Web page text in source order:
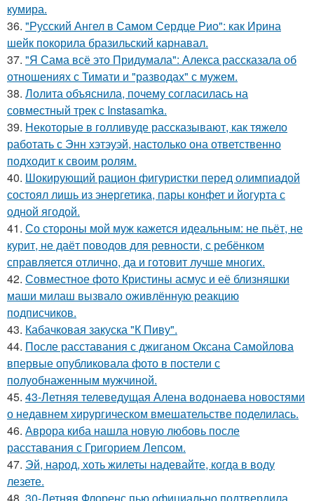
кумира.
36. "Русский Ангел в Самом Сердце Рио": как Ирина
шейк покорила бразильский карнавал.
37. "Я Сама всё это Придумала": Алекса рассказала об
отношениях с Тимати и "разводах" с мужем.
38. Лолита объяснила, почему согласилась на
совместный трек с Instasamka.
39. Некоторые в голливуде рассказывают, как тяжело
работать с Энн хэтэуэй, настолько она ответственно
подходит к своим ролям.
40. Шокирующий рацион фигуристки перед олимпиадой
состоял лишь из энергетика, пары конфет и йогурта с
одной ягодой.
41. Со стороны мой муж кажется идеальным: не пьёт, не
курит, не даёт поводов для ревности, с ребёнком
справляется отлично, да и готовит лучше многих.
42. Совместное фото Кристины асмус и её близняшки
маши милаш вызвало оживлённую реакцию
подписчиков.
43. Кабачковая закуска "К Пиву".
44. После расставания с джиганом Оксана Самойлова
впервые опубликовала фото в постели с
полуобнаженным мужчиной.
45. 43-Летняя телеведущая Алена водонаева новостями
о недавнем хирургическом вмешательстве поделилась.
46. Аврора киба нашла новую любовь после
расставания с Григорием Лепсом.
47. Эй, народ, хоть жилеты надевайте, когда в воду
лезете.